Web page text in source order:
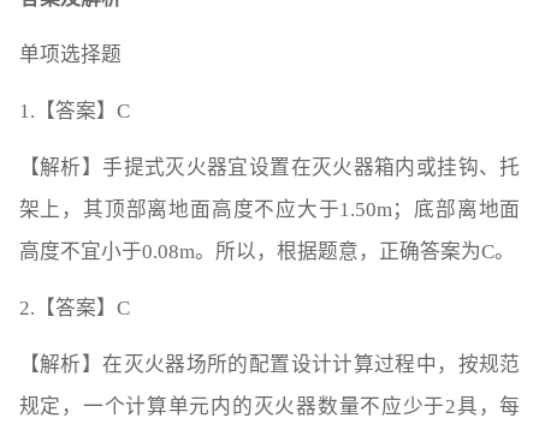
单项选择题
1.【答案】C
【解析】手提式灭火器宜设置在灭火器箱内或挂钩、托
架上，其顶部离地面高度不应大于1.50m；底部离地面
高度不宜小于0.08m。所以，根据题意，正确答案为C。
2.【答案】C
【解析】在灭火器场所的配置设计计算过程中，按规范
规定，一个计算单元内的灭火器数量不应少于2具，每